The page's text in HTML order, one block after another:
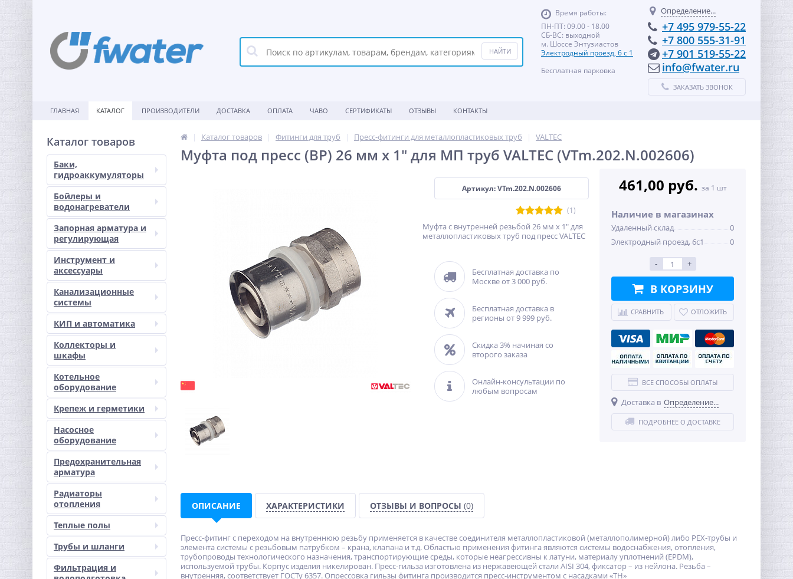
Время работы:
ПН-ПТ: 09.00 - 18.00
СБ-ВС: выходной
м. Шоссе Энтузиастов
Электродный проезд, 6 с 1
Бесплатная парковка
Определение...
+7 495 979-55-22
+7 800 555-31-91
+7 901 519-55-22
info@fwater.ru
ЗАКАЗАТЬ ЗВОНОК
ГЛАВНАЯ КАТАЛОГ ПРОИЗВОДИТЕЛИ ДОСТАВКА ОПЛАТА ЧАВО СЕРТИФИКАТЫ ОТЗЫВЫ КОНТАКТЫ
Каталог товаров
Баки,
гидроаккумуляторы
Бойлеры и
водонагреватели
Запорная арматура и
регулирующая
Инструмент и
аксессуары
Канализационные
системы
КИП и автоматика
Коллекторы и
шкафы
Котельное
оборудование
Крепеж и герметики
Насосное
оборудование
Предохранительная
арматура
Радиаторы
отопления
Теплые полы
Трубы и шланги
Фильтрация и
Каталог товаров Фитинги для труб Пресс-фитинги для металлопластиковых труб VALTEC
Муфта под пресс (ВР) 26 мм х 1" для МП труб VALTEC (VTm.202.N.002606)
Артикул: VTm.202.N.002606
(1)
Муфта c внутренней резьбой 26 мм х 1" для
металлопластиковых труб под пресс VALTEC
Бесплатная доставка по
Москве от 3 000 руб.
Бесплатная доставка в
регионы от 9 999 руб.
Скидка 3% начиная со
второго заказа
Онлайн-консультации по
любым вопросам
461,00 руб. за 1 шт
Наличие в магазинах
Удаленный склад
0
Электродный проезд, 6с1
0
- +
В КОРЗИНУ
СРАВНИТЬ ОТЛОЖИТЬ
ВСЕ СПОСОБЫ ОПЛАТЫ
Доставка в Определение...
ПОДРОБНЕЕ О ДОСТАВКЕ
ОПИСАНИЕ ХАРАКТЕРИСТИКИ ОТЗЫВЫ И ВОПРОСЫ (0)
Пресс-фитинг с переходом на внутреннюю резьбу применяется в качестве соединителя металлопластиковой (металлополимерной) либо PEX-трубы и
элемента системы с резьбовым патрубком – крана, клапана и т.д. Областью применения фитинга являются системы водоснабжения, отопления,
трубопроводы технологического назначения, транспортирующие среды, которые неагрессивны к латуни, материалу уплотнений (EPDM),
используемой трубы. Корпус изделия никелирован. Пресс-гильза изготовлена из нержавеющей стали AISI 304, фиксатор – из нейлона. Резьба –
внутренняя, соответствует ГОСТу 6357. Опрессовка гильзы фитинга производится пресс-инструментом с насадками «ТН»